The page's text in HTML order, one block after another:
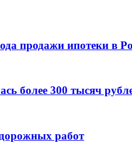
продажи ипотеки в
более 300 тысяч
работ